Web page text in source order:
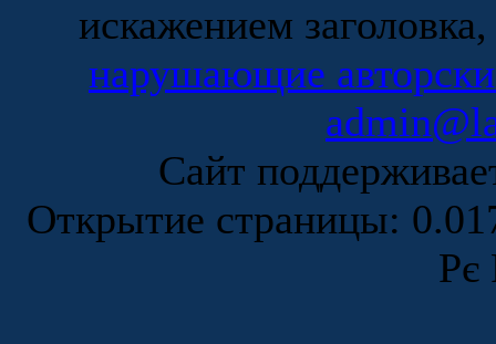
искажением
нарушающие
Сайт
Открытие страницы:
Рє